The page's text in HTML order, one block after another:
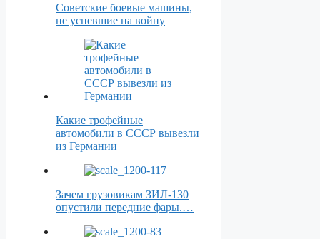
Советские боевые машины,
не успевшие на войну
Какие трофейные
автомобили в СССР вывезли
из Германии
Зачем грузовикам ЗИЛ-130
опустили передние фары.…